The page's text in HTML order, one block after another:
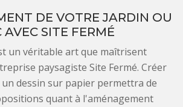
DE VOTRE JARDIN OU
SITE FERMÉ
un véritable art que maîtrisent
paysagiste Site Fermé. Créer
dessin sur papier permettra de
quant à l'aménagement